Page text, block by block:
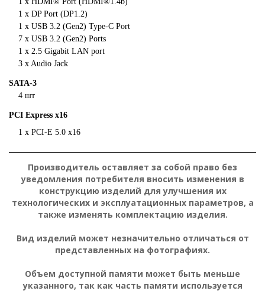
1 x DP Port (DP1.2)
1 x USB 3.2 (Gen2) Type-C Port
7 x USB 3.2 (Gen2) Ports
1 x 2.5 Gigabit LAN port
3 x Audio Jack
SATA-3
4 шт
PCI Express x16
1 x PCI-E 5.0 x16
Производитель оставляет за собой право без
уведомления потребителя вносить изменения в
конструкцию изделий для улучшения их
технологических и эксплуатационных параметров, а
также изменять комплектацию изделия.
Вид изделий может незначительно отличаться от
представленных на фотографиях.
Объем доступной памяти может быть меньше
указанного, так как часть памяти используется